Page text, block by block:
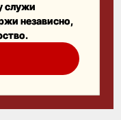
Search
служи
независно,